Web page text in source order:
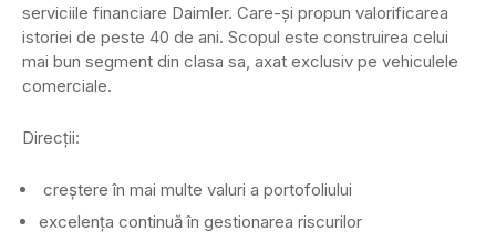
serviciile financiare Daimler. Care-și propun valorificarea
istoriei de peste 40 de ani. Scopul este construirea celui
mai bun segment din clasa sa, axat exclusiv pe vehiculele
comerciale.
Direcții:
creștere în mai multe valuri a portofoliului
excelența continuă în gestionarea riscurilor